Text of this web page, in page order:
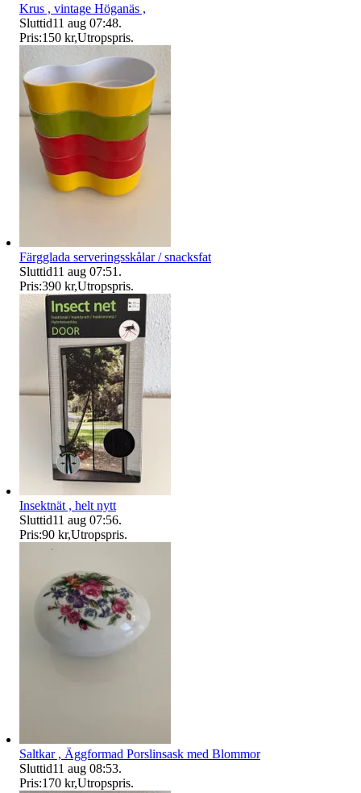
Krus , vintage Höganäs ,
Sluttid11 aug 07:48.
Pris:150 kr,Utropspris.
Färgglada serveringsskålar / snacksfat
Sluttid11 aug 07:51 .
Pris:390 kr,Utropspris.
Insektnät , helt nytt
Sluttid11 aug 07:56.
Pris:90 kr,Utropspris.
Saltkar , Äggformad Porslinsask med Blommor
Sluttid11 aug 08:53.
Pris:170 kr,Utropspris.